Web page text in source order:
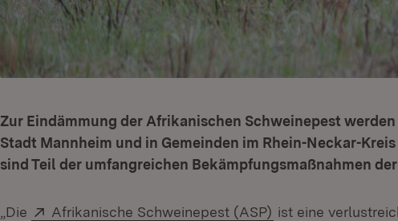
Zur Eindämmung der Afrikanischen Schweinepest
Stadt Mannheim und in Gemeinden im Rhein-Neckar-
sind Teil der umfangreichen Bekämpfungsmaßnahmen
„Die Extern:
Afrikanische Schweinepest (ASP) (Öffnet in neuem
ist eine